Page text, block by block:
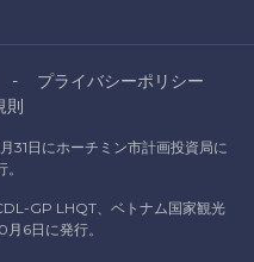
プライバシーポリシー
則
31日にホーチミン市計画投資局に
GP LHQT、ベトナム国家観光
6日に発行。